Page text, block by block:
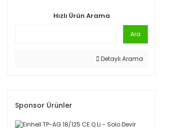
Hızlı Ürün Arama
Ara
Detaylı Arama
Sponsor Ürünler